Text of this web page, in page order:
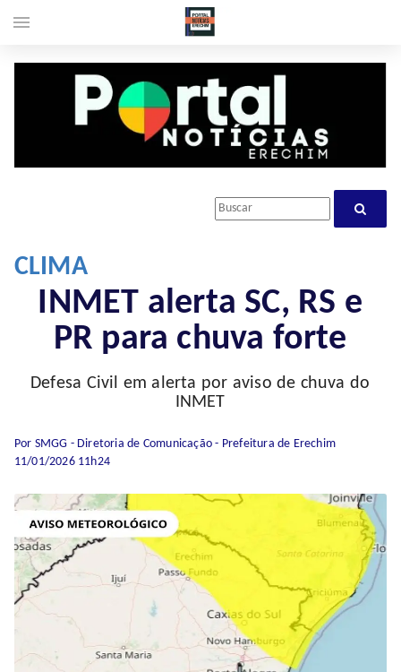
CLIMA
INMET alerta SC, RS e
PR para chuva forte
Defesa Civil em alerta por aviso de chuva do
INMET
Por SMGG - Diretoria de Comunicação - Prefeitura de Erechim
11/01/2026 11h24
menu